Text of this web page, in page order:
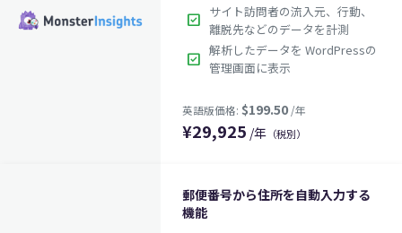
check_box サイト訪問者の流入元、行動、
離脱先などのデータを計測
check_box 解析したデータを WordPressの
管理画面に表示
¥29,925 /年 （税別）
郵便番号から住所を自動入力する
機能